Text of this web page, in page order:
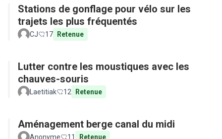
Stations de gonflage pour vélo sur les
trajets les plus fréquentés
CJ 17 Retenue
Lutter contre les moustiques avec les
chauves-souris
Laetitiak 12 Retenue
Aménagement berge canal du midi
Anonyme 11 Retenue